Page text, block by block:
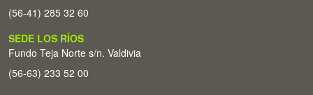
(56-41) 285 32 60
SEDE LOS RÍOS
Fundo Teja Norte s/n. Valdivia
(56-63) 233 52 00